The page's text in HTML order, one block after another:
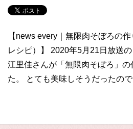
【news every｜無限肉そぼろの
レシピ）】 2020年5月21日放送
江里佳さんが「無限肉そぼろ」
た。 とても美味しそうだったので